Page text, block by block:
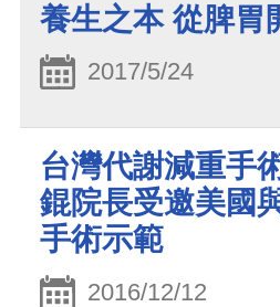
養生之本 從脾胃
2017/5/24
台灣代謝減重手
錕院長受邀美國
手術示範
2016/12/12